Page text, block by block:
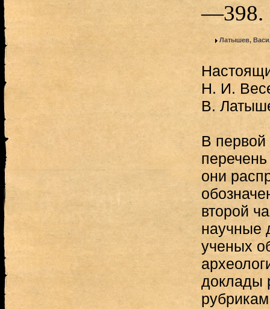
—398.
Латышев,
Н. И.
В.
В первой
они
второй
научные
ученых
доклады